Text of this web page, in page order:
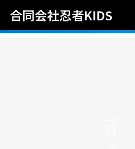
合同会社忍者KIDS